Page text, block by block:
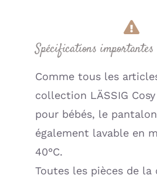
Spécifications importantes
Comme tous les
collection LÄSSIG
pour bébés, le
également lavable en
40°C.
Toutes les pièces de